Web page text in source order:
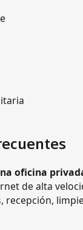
oficina
de alta
recepción,